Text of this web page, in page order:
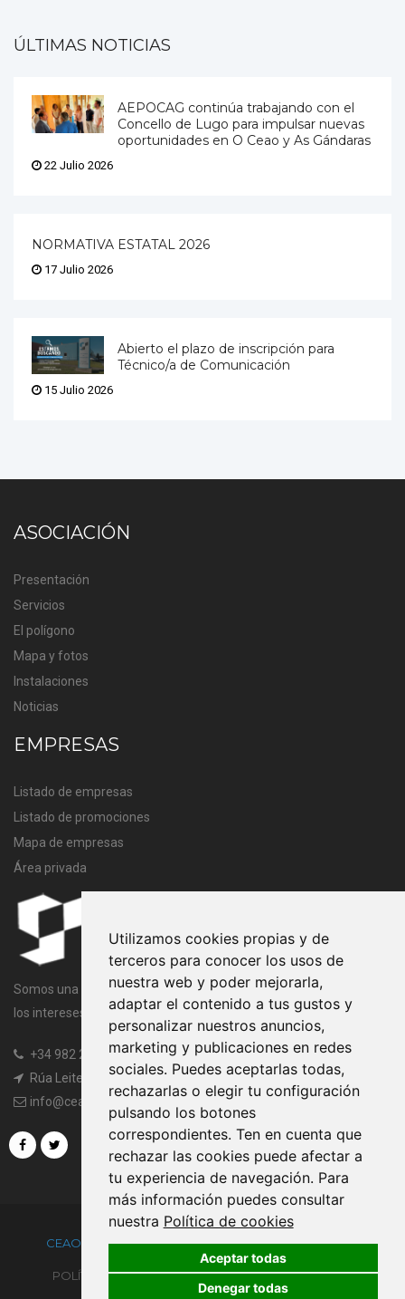
Utilizamos cookies propias y de
terceros para conocer los usos de
nuestra web y poder mejorarla,
adaptar el contenido a tus gustos y
personalizar nuestros anuncios,
marketing y publicaciones en redes
sociales. Puedes aceptarlas todas,
rechazarlas o elegir tu configuración
pulsando los botones
correspondientes. Ten en cuenta que
rechazar las cookies puede afectar a
tu experiencia de navegación. Para
más información puedes consultar
nuestra Política de cookies
Aceptar todas
Denegar todas
ÚLTIMAS NOTICIAS
AEPOCAG continúa trabajando con el
Concello de Lugo para impulsar nuevas
oportunidades en O Ceao y As Gándaras
22 Julio 2026
NORMATIVA ESTATAL 2026
17 Julio 2026
Abierto el plazo de inscripción para
Técnico/a de Comunicación
15 Julio 2026
ASOCIACIÓN
Presentación
Servicios
El polígono
Mapa y fotos
Instalaciones
Noticias
EMPRESAS
Listado de empresas
Listado de promociones
Mapa de empresas
Área privada
Somos una entidad sin ánimo de lucro cuya finalidad es velar por
los intereses comunes de todos los miembros de la Asociación.
+34 982 20 97 45|
+34 982 20 97 97
Rúa Leiteiras, s/n, 27003 Lugo
info@ceaogandaras.org
CEAOGANDARAS.ORG ®POWERED BYTRUSTYNET
POLÍTICA DE PRIVACIDAD
CONDICIONES DE USO